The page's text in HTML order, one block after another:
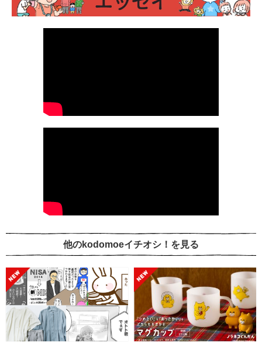
他のkodomoeイチオシ！を見る